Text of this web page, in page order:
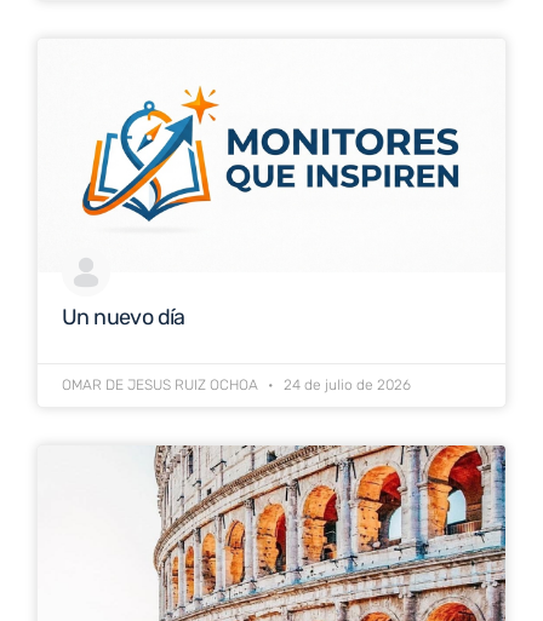
Un nuevo día
OMAR DE JESUS RUIZ OCHOA 24 de julio de 2026